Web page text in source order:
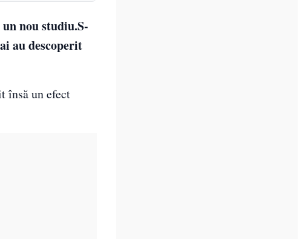
nou studiu.S-
au descoperit
însă un efect